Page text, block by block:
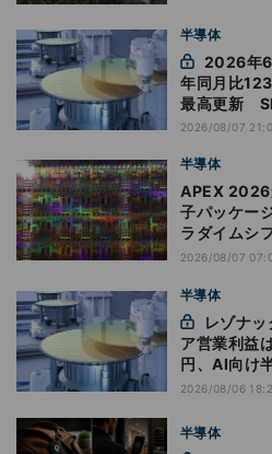
半導体
年同月比
最高更新
2026/08/07
半導体
APEX 2026
子パッケー
ラダイムシ
2026/08/07
半導体
ア営業利益
円、AI向け
2026/08/06
半導体